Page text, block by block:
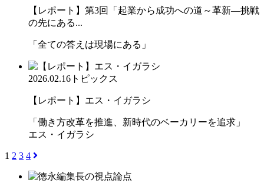
【レポート】第3回「起業から成功への道～革新―挑戦
の先にある...
「全ての答えは現場にある」
2026.02.16 トピックス
【レポート】エス・イガラシ
「働き方改革を推進、新時代のベーカリーを追求」
エス・イガラシ
1 2 3 4